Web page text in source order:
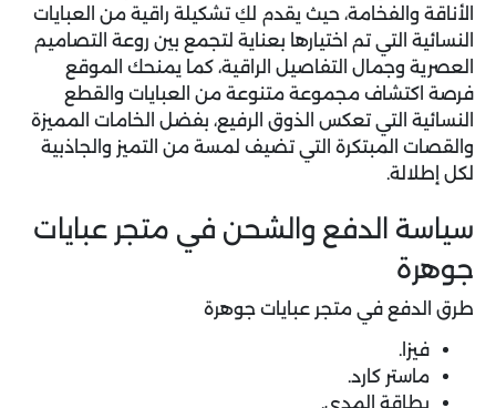
الأناقة والفخامة، حيث يقدم لكِ تشكيلة راقية من العبايات
النسائية التي تم اختيارها بعناية لتجمع بين روعة التصاميم
العصرية وجمال التفاصيل الراقية، كما يمنحك الموقع
فرصة اكتشاف مجموعة متنوعة من العبايات والقطع
النسائية التي تعكس الذوق الرفيع، بفضل الخامات المميزة
والقصات المبتكرة التي تضيف لمسة من التميز والجاذبية
لكل إطلالة.
سياسة الدفع والشحن في متجر عبايات
جوهرة
طرق الدفع في متجر عبايات جوهرة
فيزا.
ماستر كارد.
بطاقة المدى.